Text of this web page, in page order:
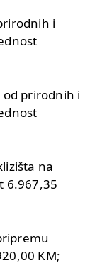
i
od prirodnih i
na
6.967,35
KM;